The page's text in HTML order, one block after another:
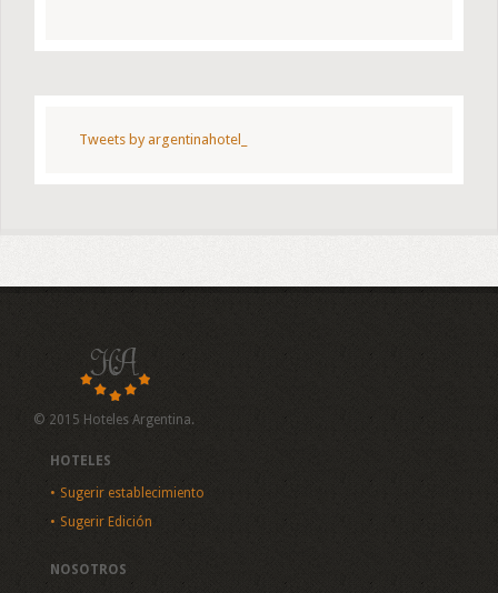
Tweets by argentinahotel_
© 2015 Hoteles Argentina.
HOTELES
Sugerir establecimiento
Sugerir Edición
NOSOTROS